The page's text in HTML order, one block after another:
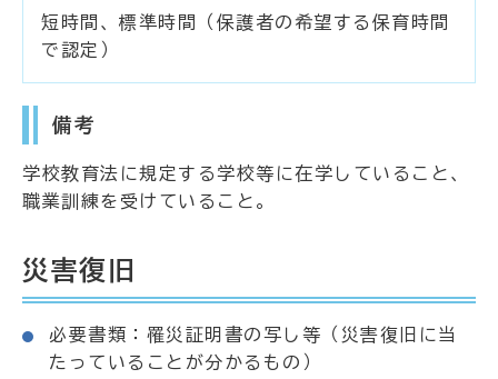
短時間、標準時間（保護者の希望する保育時間
で認定）
備考
学校教育法に規定する学校等に在学していること、
職業訓練を受けていること。
災害復旧
必要書類：罹災証明書の写し等（災害復旧に当
たっていることが分かるもの）